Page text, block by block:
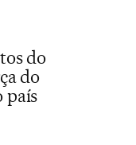
do
do
país